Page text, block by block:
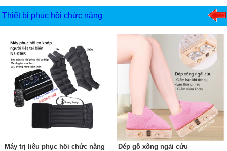
Thiết bị phục hồi chức năng
Máy trị liêu phục hồi chức năng Dép gỗ xông ngải cứu